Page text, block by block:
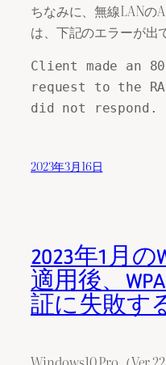
ちなみに、無線LANの
は、下記のエラーが出
Client made an
request to the
did not respond.
2023年3月16日
2023年1月の
適用後、
証に失敗す